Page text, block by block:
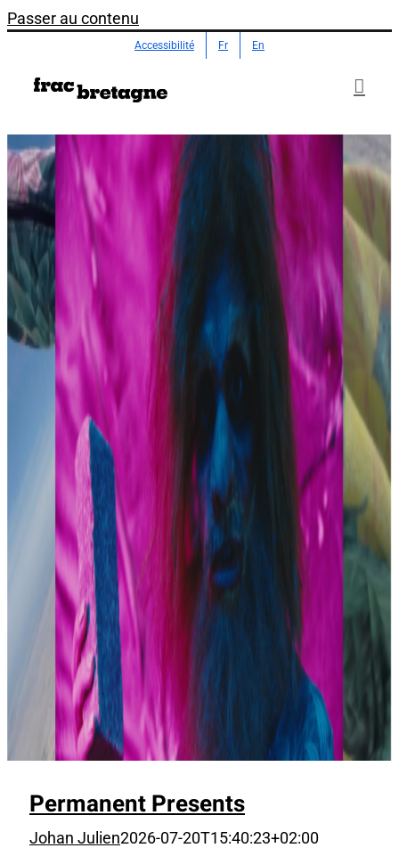
Passer au contenu
Accessibilité Fr En
Permanent Presents
Johan Julien2026-07-20T15:40:23+02:00